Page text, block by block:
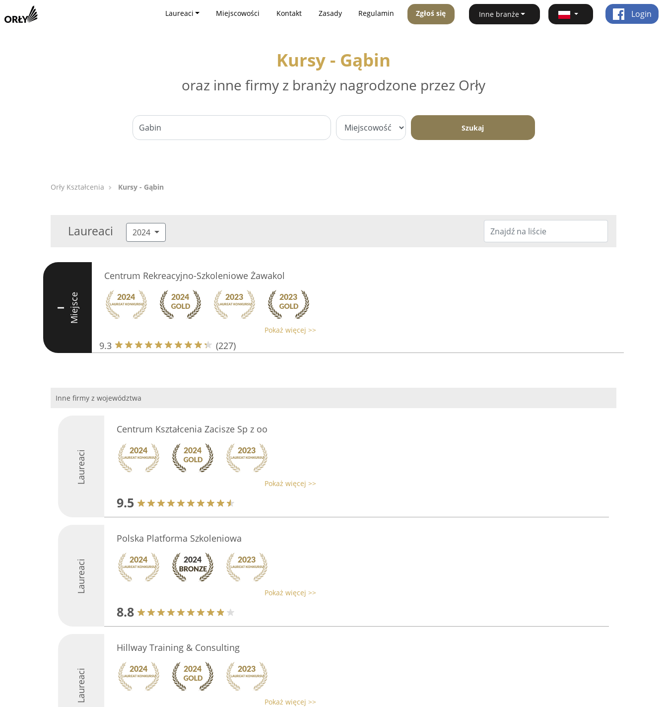
Laureaci Miejscowości Kontakt Zasady Regulamin Zgłoś się Inne branże Login
Kursy - Gąbin
oraz inne firmy z branży nagrodzone przez Orły
Szukaj
Orły Kształcenia Kursy - Gąbin
Laureaci 2024
I Miejsce
Centrum Rekreacyjno-Szkoleniowe Żawakol
Pokaż więcej >>
9.3 (227)
Inne firmy z województwa
Laureaci
Centrum Kształcenia Zacisze Sp z oo
Pokaż więcej >>
9.5
Laureaci
Polska Platforma Szkoleniowa
Pokaż więcej >>
8.8
Laureaci
Hillway Training & Consulting
Pokaż więcej >>